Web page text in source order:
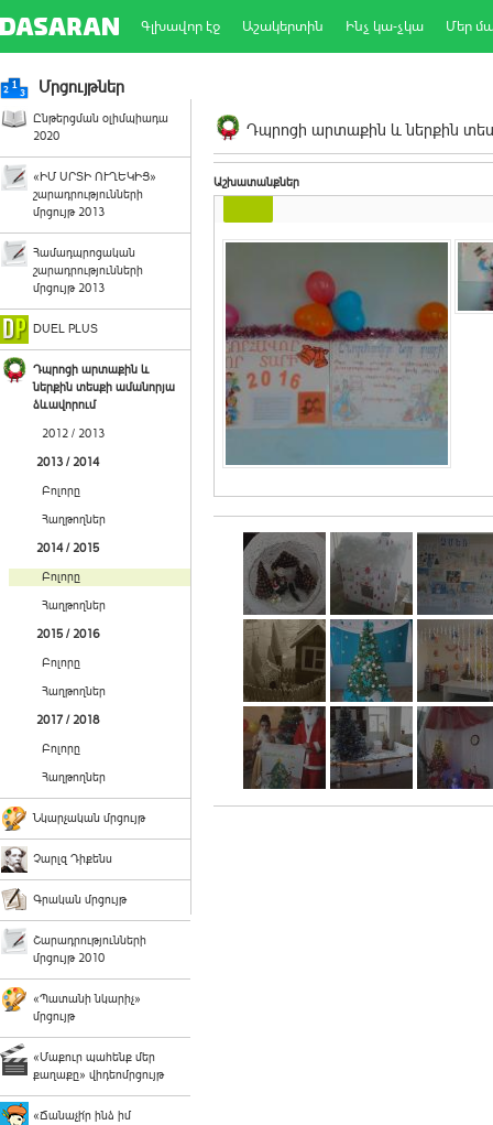
Գլխավոր էջ Աշակերտին Ինչ կա-չկա Մեր
Մրցույթներ
Ընթերցման օլիմպիադա
2020
«ԻՄ ՍՐՏԻ ՈՒՂԵԿԻՑ»
շարադրությունների
մրցույթ 2013
Համադպրոցական
շարադրությունների
մրցույթ 2013
DUEL PLUS
Դպրոցի արտաքին և
ներքին տեսքի ամանորյա
ձևավորում
2012 / 2013
2013 / 2014
Բոլորը
Հաղթողներ
2014 / 2015
Բոլորը
Հաղթողներ
2015 / 2016
Բոլորը
Հաղթողներ
2017 / 2018
Բոլորը
Հաղթողներ
Նկարչական մրցույթ
Չարլզ Դիքենս
Գրական մրցույթ
Շարադրությունների
մրցույթ 2010
«Պատանի նկարիչ»
մրցույթ
«Մաքուր պահենք մեր
քաղաքը» վիդեոմրցույթ
«Ճանաչի՛ր ինձ իմ
Դպրոցի արտաքին և ներքին
Աշխատանքներ